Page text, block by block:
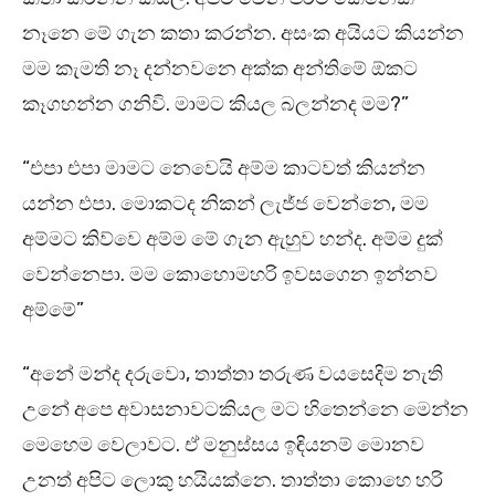
නෑනෙ මේ ගැන කතා කරන්න. අසංක අයියට කියන්න
මම කැමති නෑ දන්නවනෙ අක්ක අන්තිමේ ඕකට
කෑගහන්න ගනිවි. මාමට කියල බලන්නද මම?”
“එපා එපා මාමට නෙවෙයි අම්ම කාටවත් කියන්න
යන්න එපා. මොකටද නිකන් ලැජ්ජ වෙන්නෙ, මම
අම්මට කිව්වෙ අම්ම මේ ගැන ඇහුව හන්ද. අම්ම දුක්
වෙන්නෙපා. මම කොහොමහරි ඉවසගෙන ඉන්නව
අම්මේ”
“අනේ මන්ද දරුවො, තාත්තා තරුණ වයසෙදිම නැති
උනේ අපෙ අවාසනාවටකියල මට හිතෙන්නෙ මෙන්න
මෙහෙම වෙලාවට. ඒ මනුස්සය ඉඳියනම් මොනව
උනත් අපිට ලොකු හයියක්නෙ. තාත්තා කොහෙ හරි